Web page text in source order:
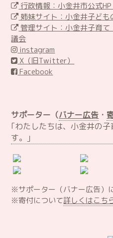
行政情報：小金井市公式HP
姉妹サイト：小金井子ども
管理サイト：小金井子育
議会
instagram
X（旧Twitter）
Facebook
サポーター（バナー広告 ・
｢わたしたちは、小金井の
す。｣
※サポーター（バナー広告）
※寄付について詳しくはこち